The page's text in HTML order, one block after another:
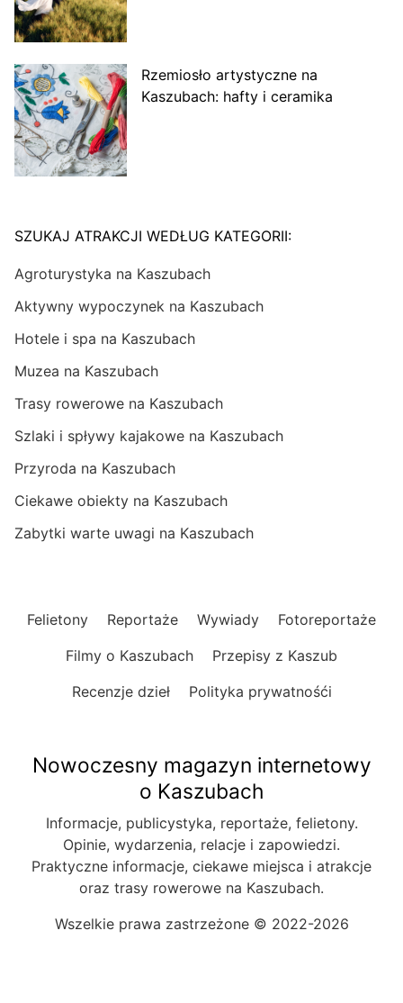
Rzemiosło artystyczne na
Kaszubach: hafty i ceramika
SZUKAJ ATRAKCJI WEDŁUG KATEGORII:
Agroturystyka na Kaszubach
Aktywny wypoczynek na Kaszubach
Hotele i spa na Kaszubach
Muzea na Kaszubach
Trasy rowerowe na Kaszubach
Szlaki i spływy kajakowe na Kaszubach
Przyroda na Kaszubach
Ciekawe obiekty na Kaszubach
Zabytki warte uwagi na Kaszubach
Felietony Reportaże Wywiady
Fotoreportaże
Filmy o Kaszubach
Przepisy z Kaszub
Recenzje dzieł
Polityka prywatnośći
Nowoczesny magazyn internetowy
o Kaszubach
Informacje, publicystyka, reportaże, felietony.
Opinie, wydarzenia, relacje i zapowiedzi.
Praktyczne informacje, ciekawe miejsca i atrakcje
oraz trasy rowerowe na Kaszubach.
Wszelkie prawa zastrzeżone © 2022-2026